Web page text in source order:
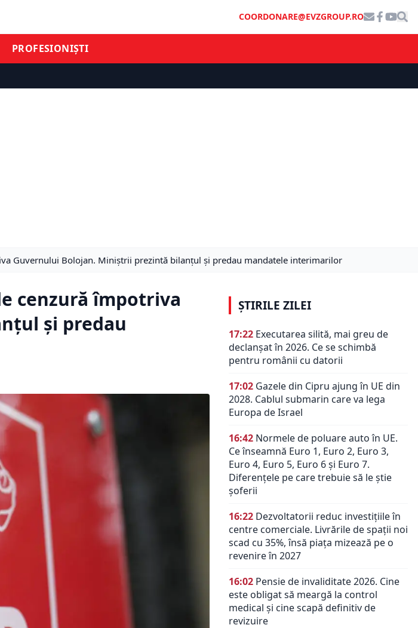
COORDONARE@EVZGROUP.RO
PROFESIONIȘTI
Guvernului Bolojan. Miniștrii prezintă bilanţul şi predau mandatele interimarilor
cenzură împotriva
şi predau
ȘTIRILE ZILEI
17:22 Executarea silită, mai greu de
declanșat în 2026. Ce se schimbă
pentru românii cu datorii
17:02 Gazele din Cipru ajung în UE din
2028. Cablul submarin care va lega
Europa de Israel
16:42 Normele de poluare auto în UE.
Ce înseamnă Euro 1, Euro 2, Euro 3,
Euro 4, Euro 5, Euro 6 și Euro 7.
Diferențele pe care trebuie să le știe
șoferii
16:22 Dezvoltatorii reduc investițiile în
centre comerciale. Livrările de spații noi
scad cu 35%, însă piața mizează pe o
revenire în 2027
16:02 Pensie de invaliditate 2026. Cine
este obligat să meargă la control
medical și cine scapă definitiv de
revizuire